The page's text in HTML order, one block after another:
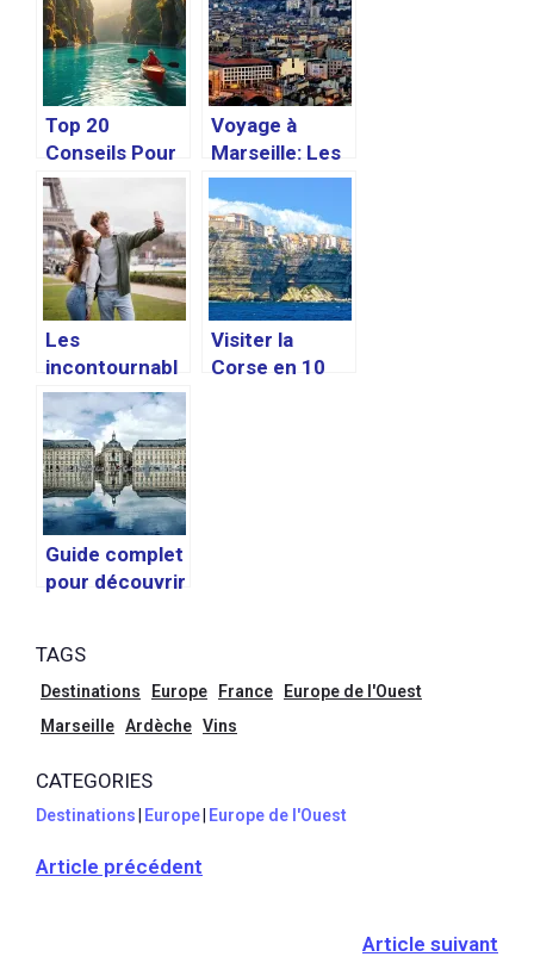
Top 20
Conseils Pour
Faire du Canoë
en Ardèche en
Toute Sécurité
et Plaisir
Voyage à
Marseille: Les
meilleurs
endroits pour
voir les
incontournabl
es de la ville
Les
incontournabl
es à visiter lors
d’une
première visite
à Paris
Visiter la
Corse en 10
Guide complet
pour découvrir
TAGS
Destinations Europe France
Europe de l'Ouest
Marseille Ardèche Vins
CATEGORIES
Destinations Europe Europe de l'Ouest
Article précédent
Article suivant